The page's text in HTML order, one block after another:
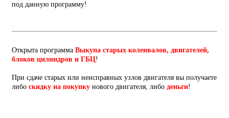
под данную программу!
Открыта программа Выкупа старых коленвалов, двигателей,
блоков цилиндров и ГБЦ!
При сдаче старых или неисправных узлов двигателя вы получаете
либо скидку на покупку нового двигателя, либо деньги!